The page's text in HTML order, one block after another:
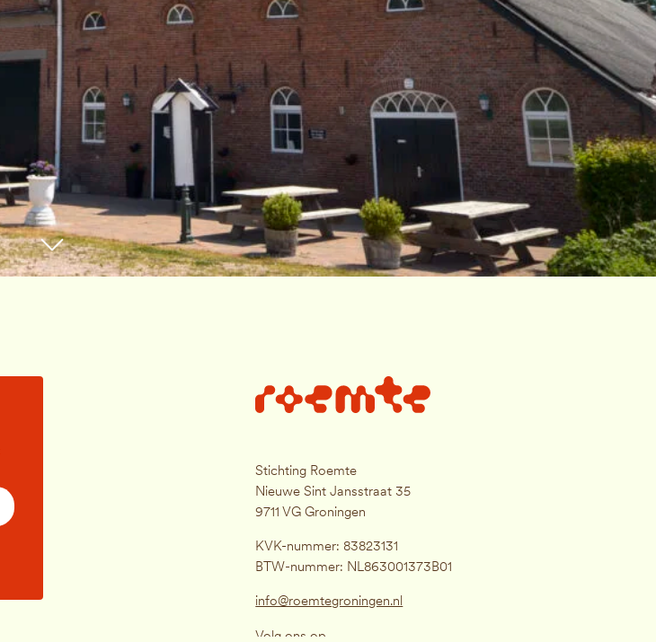
Stichting Roemte
Nieuwe Sint Jansstraat 35
9711 VG Groningen
KVK-nummer: 83823131
BTW-nummer: NL863001373B01
info@roemtegroningen.nl
Volg ons op